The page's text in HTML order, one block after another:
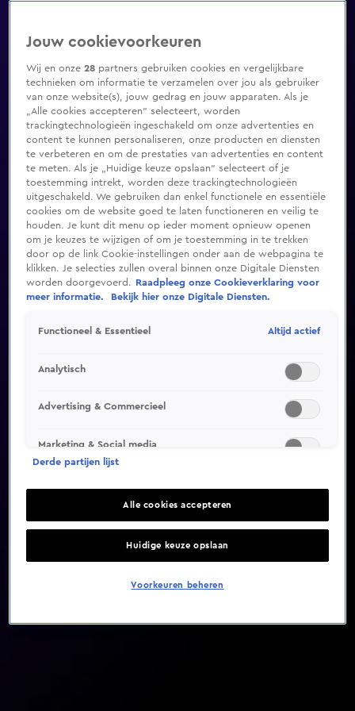
Video helaas niet gevonden
Jouw cookievoorkeuren
Wij en onze28 partners gebruiken cookies en vergelijkbare
technieken om informatie te verzamelen over jou als gebruiker
van onze website(s), jouw gedrag en jouw apparaten. Als je
„Alle cookies accepteren” selecteert, worden
trackingtechnologieën ingeschakeld om onze advertenties en
content te kunnen personaliseren, onze producten en diensten
te verbeteren en om de prestaties van advertenties en content
te meten. Als je „Huidige keuze opslaan” selecteert of je
toestemming intrekt, worden deze trackingtechnologieën
uitgeschakeld. We gebruiken dan enkel functionele en essentiële
cookies om de website goed te laten functioneren en veilig te
houden. Je kunt dit menu op ieder moment opnieuw openen
om je keuzes te wijzigen of om je toestemming in te trekken
door op de link Cookie-instellingen onder aan de webpagina te
klikken. Je selecties zullen overal binnen onze Digitale Diensten
worden doorgevoerd.
Raadpleeg onze Cookieverklaring voor
meer informatie.
Bekijk hier onze Digitale Diensten.
Functioneel & Essentieel Altijd actief
Analytisch
Advertising & Commercieel
Marketing & Social media
Derde partijen lijst
Alle cookies accepteren
Huidige keuze opslaan
Voorkeuren beheren